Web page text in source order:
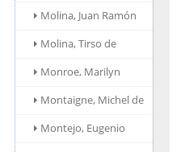
Molina, Juan Ramón
Molina, Tirso de
Monroe, Marilyn
Montaigne, Michel de
Montejo, Eugenio